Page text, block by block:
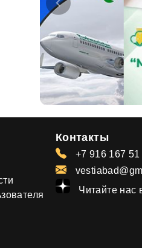
Контакты
+7 916 167 51
Читайте нас